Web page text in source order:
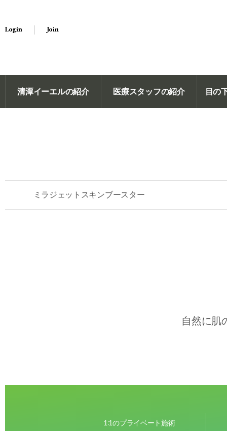
Login Join
清潭イーエルの紹介 医療スタッフの紹介 目の
ミラジェットスキンブースター
自然に肌
1:1のプライベート施術